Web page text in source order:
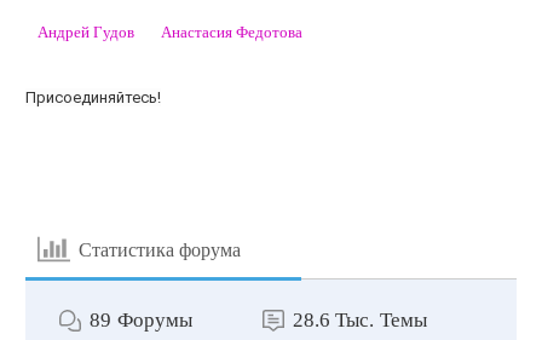
Андрей Гудов Анастасия Федотова
Присоединяйтесь!
Статистика форума
89 Форумы 28.6 Тыс. Темы